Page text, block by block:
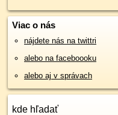
Viac o nás
nájdete nás na twittri
alebo na faceboooku
alebo aj v správach
kde hľadať